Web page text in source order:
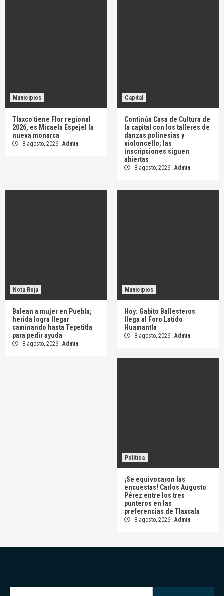
Municipios
Tlaxco tiene Flor regional
2026, es Micaela Espejel la
nueva monarca
8 agosto, 2026 Admin
Capital
Continúa Casa de Cultura de
la capital con los talleres de
danzas polinesias y
violoncello; las
inscripciones siguen
abiertas
8 agosto, 2026 Admin
Nota Roja
Balean a mujer en Puebla;
herida logra llegar
caminando hasta Tepetitla
para pedir ayuda
8 agosto, 2026 Admin
Municipios
Hoy: Gabito Ballesteros
llega al Foro Latido
Huamantla
8 agosto, 2026 Admin
Política
¡Se equivocaron las
encuestas! Carlos Augusto
Pérez entre los tres
punteros en las
preferencias de Tlaxcala
8 agosto, 2026 Admin